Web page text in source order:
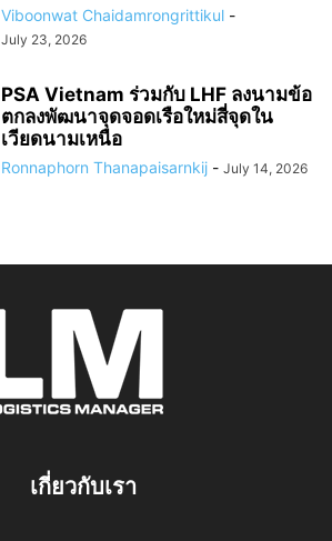
Viboonwat Chaidamrongrittikul -
July 23, 2026
PSA Vietnam ร่วมกับ LHF ลงนามข้อ
ตกลงพัฒนาจุดจอดเรือใหม่สี่จุดใน
เวียดนามเหนือ
Ronnaphorn Thanapaisarnkij - July 14, 2026
เกี่ยวกับเรา